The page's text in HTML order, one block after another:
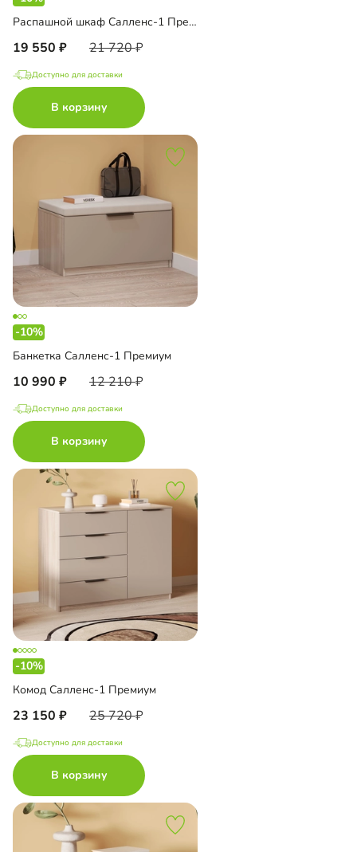
Распашной шкаф Салленс-1 Премиум с антресолью
19 550 21 720
Доступно для доставки
В корзину
-10%
Банкетка Салленс-1 Премиум
10 990 12 210
Доступно для доставки
В корзину
-10%
Комод Салленс-1 Премиум
23 150 25 720
Доступно для доставки
В корзину